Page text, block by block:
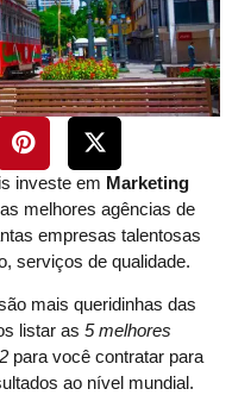
investe em Marketing
melhores agências de
empresas talentosas
serviços de qualidade.
mais queridinhas das
listar as 5 melhores
para você contratar para
ao nível mundial.